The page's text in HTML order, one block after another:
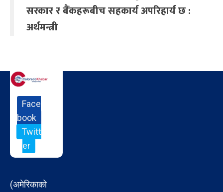
सरकार र बैंकहरूबीच सहकार्य अपरिहार्य छ :
अर्थमन्त्री
Face
book
Twitt
er
(अमेरिकाको